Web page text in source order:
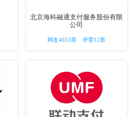
北京海科融通支付服务股份有限
公司
网友4653票 评委12票